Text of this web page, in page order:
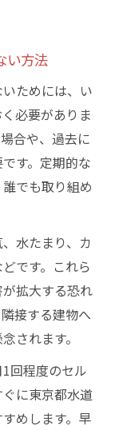
い方法
ためには、い
必要がありま
合や、過去に
す。定期的な
でも取り組め
水たまり、カ
です。これら
拡大する恐れ
接する建物へ
されます。
回程度のセル
に東京都水道
めします。早